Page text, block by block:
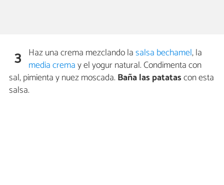
3 Haz una crema mezclando lasalsa bechamel, la
media cremay el yogur natural. Condimenta con
sal, pimienta y nuez moscada. Baña las patatascon esta
salsa.